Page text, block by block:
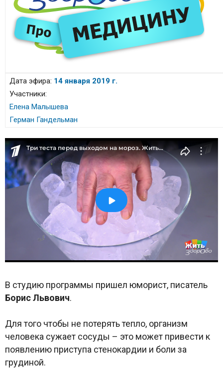
Дата эфира: 14 января 2019 г.
Участники:
Елена Малышева
Герман Гандельман
В студию программы пришел юморист, писатель
Борис Львович.
Для того чтобы не потерять тепло, организм
человека сужает сосуды – это может привести к
появлению приступа стенокардии и боли за
грудиной.